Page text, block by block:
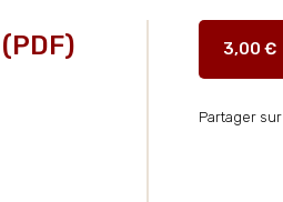
3,00 €
Partager sur